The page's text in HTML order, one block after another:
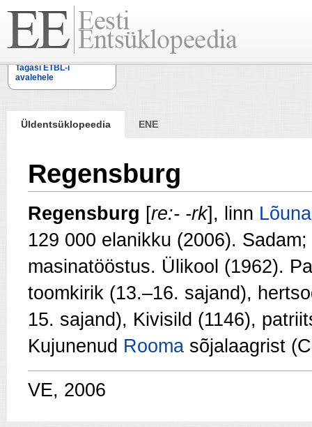
Tagasi ETBL-i
avalehele
Üldentsüklopeedia ENE
Regensburg
Regensburg [re:- -rk], linn
129 000 elanikku (2006).
masinatööstus. Ülikool (1962).
toomkirik (13.–16. sajand),
15. sajand), Kivisild (1146),
Kujunenud Rooma sõjalaagrist
VE, 2006